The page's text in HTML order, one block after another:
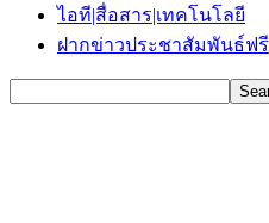
ไอที|สื่อสาร|เทคโนโลยี
ฝากข่าวประชาสัมพันธ์ฟรี